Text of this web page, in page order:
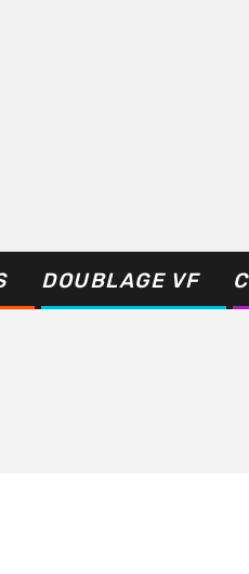
DOUBLAGE VF